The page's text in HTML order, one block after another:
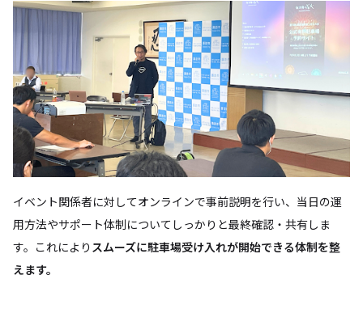
イベント関係者に対してオンラインで事前説明を行い、当日の運
用方法やサポート体制についてしっかりと最終確認・共有しま
す。これにより スムーズに駐車場受け入れが開始できる体制を整
えます。